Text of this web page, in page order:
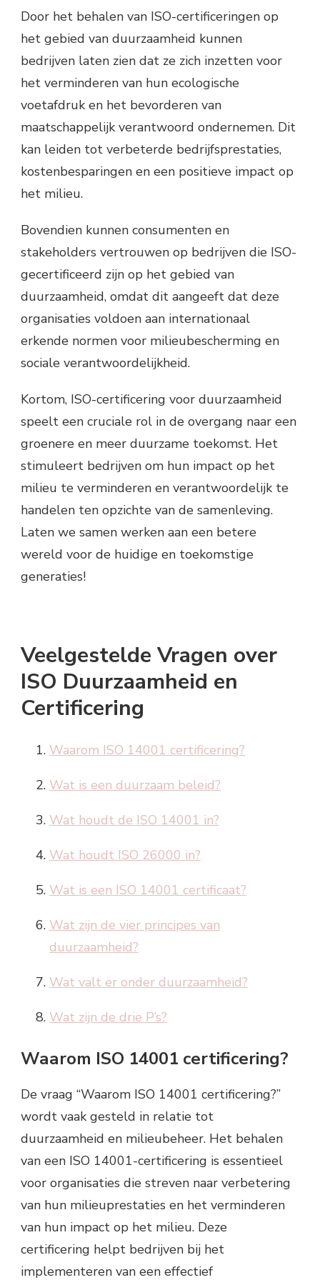
Door het behalen van ISO-certificeringen op
het gebied van duurzaamheid kunnen
bedrijven laten zien dat ze zich inzetten voor
het verminderen van hun ecologische
voetafdruk en het bevorderen van
maatschappelijk verantwoord ondernemen. Dit
kan leiden tot verbeterde bedrijfsprestaties,
kostenbesparingen en een positieve impact op
het milieu.
Bovendien kunnen consumenten en
stakeholders vertrouwen op bedrijven die ISO-
gecertificeerd zijn op het gebied van
duurzaamheid, omdat dit aangeeft dat deze
organisaties voldoen aan internationaal
erkende normen voor milieubescherming en
sociale verantwoordelijkheid.
Kortom, ISO-certificering voor duurzaamheid
speelt een cruciale rol in de overgang naar een
groenere en meer duurzame toekomst. Het
stimuleert bedrijven om hun impact op het
milieu te verminderen en verantwoordelijk te
handelen ten opzichte van de samenleving.
Laten we samen werken aan een betere
wereld voor de huidige en toekomstige
generaties!
Veelgestelde Vragen over
ISO Duurzaamheid en
Certificering
Waarom ISO 14001 certificering?
Wat is een duurzaam beleid?
Wat houdt de ISO 14001 in?
Wat houdt ISO 26000 in?
Wat is een ISO 14001 certificaat?
Wat zijn de vier principes van
duurzaamheid?
Wat valt er onder duurzaamheid?
Wat zijn de drie P’s?
Waarom ISO 14001 certificering?
De vraag “Waarom ISO 14001 certificering?”
wordt vaak gesteld in relatie tot
duurzaamheid en milieubeheer. Het behalen
van een ISO 14001-certificering is essentieel
voor organisaties die streven naar verbetering
van hun milieuprestaties en het verminderen
van hun impact op het milieu. Deze
certificering helpt bedrijven bij het
implementeren van een effectief